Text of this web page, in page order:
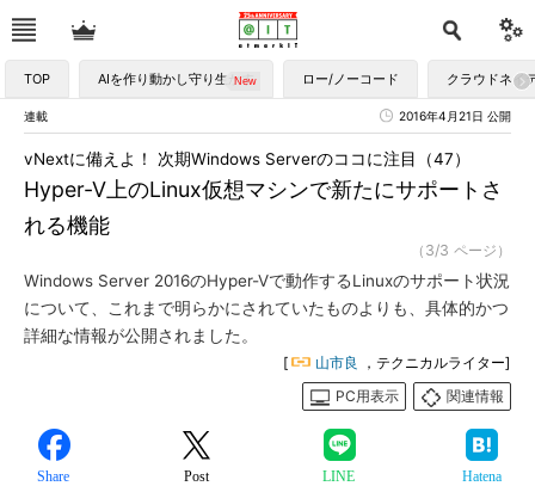
TOP AIを作り動かし守り生かす ロー/ノーコード クラウドネイ
連載 2016年4月21日 公開
Hyper-V上のLinux仮想マシンで新たにサポートさ
れる機能
vNextに備えよ！ 次期Windows Serverのココに注目（47）
（3/3 ページ）
Windows Server 2016のHyper-Vで動作するLinuxのサポート状況
について、これまで明らかにされていたものよりも、具体的かつ
詳細な情報が公開されました。
[ 山市良
，テクニカルライター]
PC用表示
関連情報
Share Post LINE Hatena